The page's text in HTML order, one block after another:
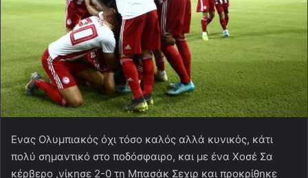
Ενας Ολυμπιακός όχι τόσο καλός αλλά κυνικός, κάτι
πολύ σημαντικό στο ποδόσφαιρο, και με ένα Χοσέ Σα
κέρβερο ,νίκησε 2-0 τη Μπασάκ Σεχιρ και προκρίθηκε